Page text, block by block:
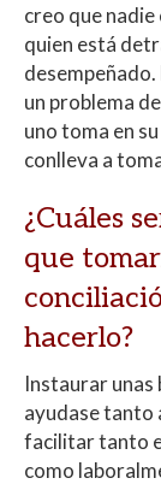
creo que
quien está
un problema
uno toma en
conlleva a
¿Cuáles
que
hacerlo?
Instaurar unas
ayudase tanto
facilitar tanto
como